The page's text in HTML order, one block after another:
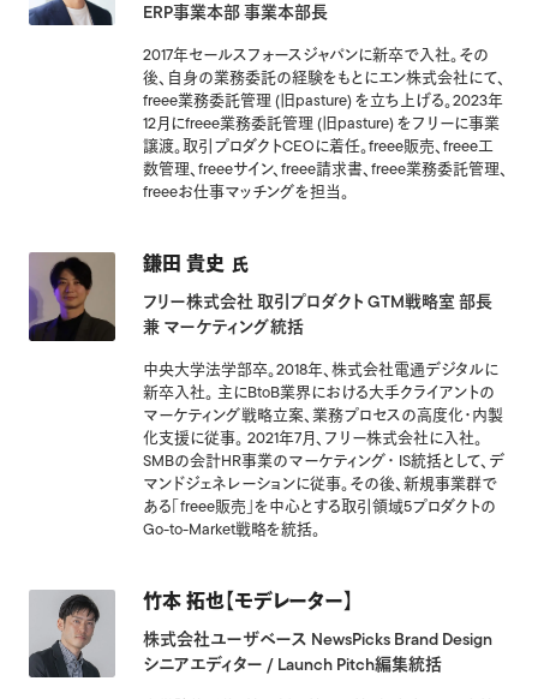
ERP事業本部 事業本部長
2017年セールスフォースジャパンに新卒で入社。その
後、自身の業務委託の経験をもとにエン株式会社にて、
freee業務委託管理 (旧pasture) を立ち上げる。2023年
12月にfreee業務委託管理 (旧pasture) をフリーに事業
譲渡。取引プロダクトCEOに着任。freee販売、freee工
数管理、freeeサイン、freee請求書、freee業務委託管理、
freeeお仕事マッチングを担当。
鎌田 貴史 氏
フリー株式会社 取引プロダクト GTM戦略室 部長
兼 マーケティング統括
中央大学法学部卒。2018年、株式会社電通デジタルに
新卒入社。 主にBtoB業界における大手クライアントの
マーケティング戦略立案、業務プロセスの高度化・内製
化支援に従事。 2021年7月、フリー株式会社に入社。
SMBの会計HR事業のマーケティング・ IS統括として、デ
マンドジェネレーションに従事。その後、新規事業群で
ある「freee販売」を中心とする取引領域5プロダクトの
Go-to-Market戦略を統括。
竹本 拓也【モデレーター】
株式会社ユーザベース NewsPicks Brand Design
シニアエディター / Launch Pitch編集統括